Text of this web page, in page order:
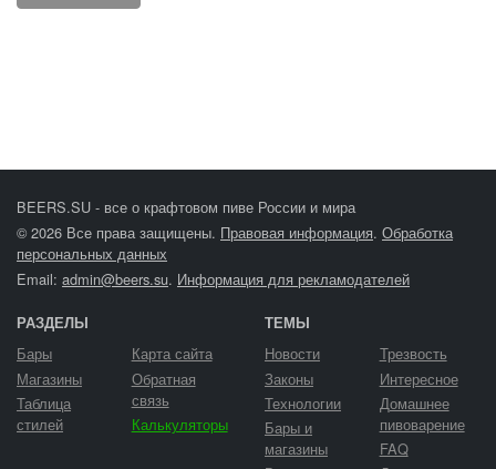
BEERS.SU - все о крафтовом пиве России и мира
© 2026 Все права защищены. Правовая информация. Обработка
персональных данных
Email: admin@beers.su. Информация для рекламодателей
РАЗДЕЛЫ
Бары
Магазины
Таблица
стилей
Карта сайта
Обратная
связь
Калькуляторы
ТЕМЫ
Новости
Законы
Технологии
Бары и
магазины
Трезвость
Интересное
Домашнее
пивоварение
FAQ